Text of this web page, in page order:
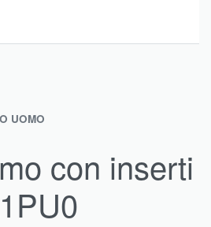
UOMO
con inserti